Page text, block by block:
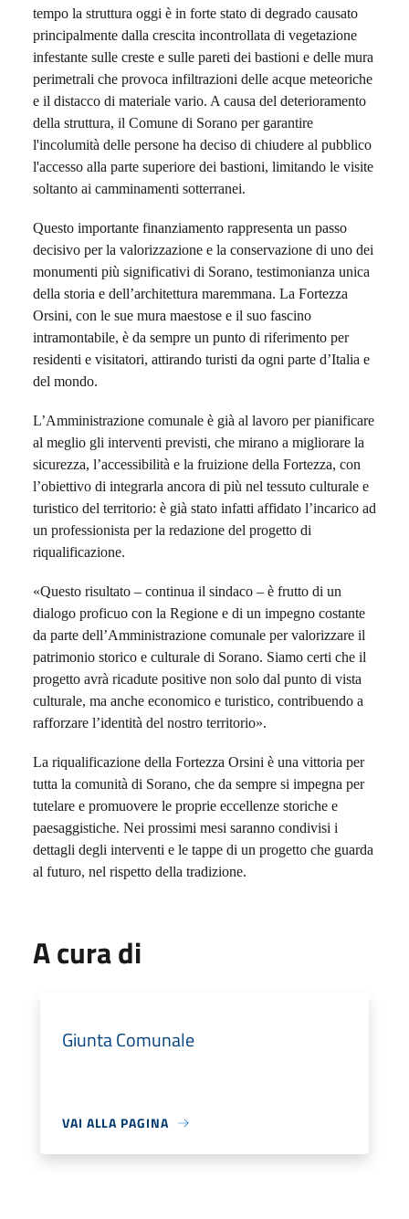
tempo la struttura oggi è in forte stato di degrado causato
principalmente dalla crescita incontrollata di vegetazione
infestante sulle creste e sulle pareti dei bastioni e delle mura
perimetrali che provoca infiltrazioni delle acque meteoriche
e il distacco di materiale vario. A causa del deterioramento
della struttura, il Comune di Sorano per garantire
l'incolumità delle persone ha deciso di chiudere al pubblico
l'accesso alla parte superiore dei bastioni, limitando le visite
soltanto ai camminamenti sotterranei.
Questo importante finanziamento rappresenta un passo
decisivo per la valorizzazione e la conservazione di uno dei
monumenti più significativi di Sorano, testimonianza unica
della storia e dell’architettura maremmana. La Fortezza
Orsini, con le sue mura maestose e il suo fascino
intramontabile, è da sempre un punto di riferimento per
residenti e visitatori, attirando turisti da ogni parte d’Italia e
del mondo.
L’Amministrazione comunale è già al lavoro per pianificare
al meglio gli interventi previsti, che mirano a migliorare la
sicurezza, l’accessibilità e la fruizione della Fortezza, con
l’obiettivo di integrarla ancora di più nel tessuto culturale e
turistico del territorio: è già stato infatti affidato l’incarico ad
un professionista per la redazione del progetto di
riqualificazione.
«Questo risultato – continua il sindaco – è frutto di un
dialogo proficuo con la Regione e di un impegno costante
da parte dell’Amministrazione comunale per valorizzare il
patrimonio storico e culturale di Sorano. Siamo certi che il
progetto avrà ricadute positive non solo dal punto di vista
culturale, ma anche economico e turistico, contribuendo a
rafforzare l’identità del nostro territorio».
La riqualificazione della Fortezza Orsini è una vittoria per
tutta la comunità di Sorano, che da sempre si impegna per
tutelare e promuovere le proprie eccellenze storiche e
paesaggistiche. Nei prossimi mesi saranno condivisi i
dettagli degli interventi e le tappe di un progetto che guarda
al futuro, nel rispetto della tradizione.
A cura di
Giunta Comunale
VAI ALLA PAGINA